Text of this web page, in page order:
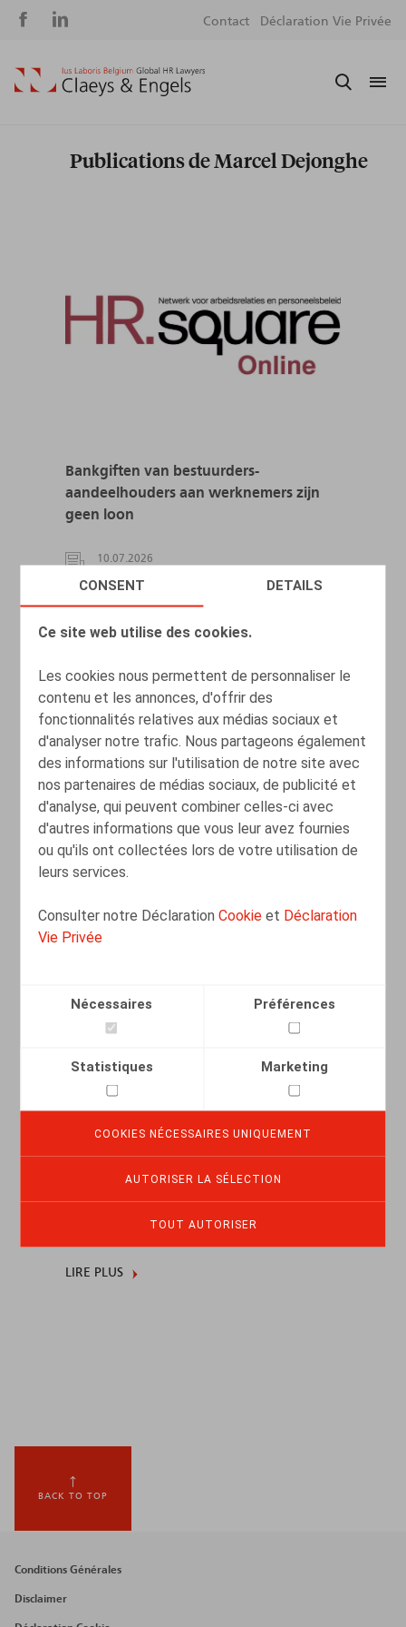
CONSENT DETAILS
Ce site web utilise des cookies.
Les cookies nous permettent de personnaliser le
contenu et les annonces, d'offrir des
fonctionnalités relatives aux médias sociaux et
d'analyser notre trafic. Nous partageons également
des informations sur l'utilisation de notre site avec
nos partenaires de médias sociaux, de publicité et
d'analyse, qui peuvent combiner celles-ci avec
d'autres informations que vous leur avez fournies
ou qu'ils ont collectées lors de votre utilisation de
leurs services.
Consulter notre DéclarationCookie et Déclaration
Vie Privée
Nécessaires Préférences
Statistiques Marketing
COOKIES NÉCESSAIRES UNIQUEMENT
AUTORISER LA SÉLECTION
TOUT AUTORISER
Social
Contact Déclaration Vie Privée
Publications de Marcel Dejonghe
Bankgiften van bestuurders-
aandeelhouders aan werknemers zijn
geen loon
10.07.2026
De contractuele verhouding tussen de
managementvennootschap en de vzw
10.07.2025
LIRE PLUS
Une barrière contre la diffusion des
secrets d’affaires
01.01.2025
LIRE PLUS
BACK TO TOP
Footer
menu
Conditions Générales
Disclaimer